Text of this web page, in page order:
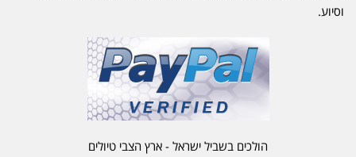
וסיוע.
הולכים בשביל ישראל - ארץ הצבי טיולים